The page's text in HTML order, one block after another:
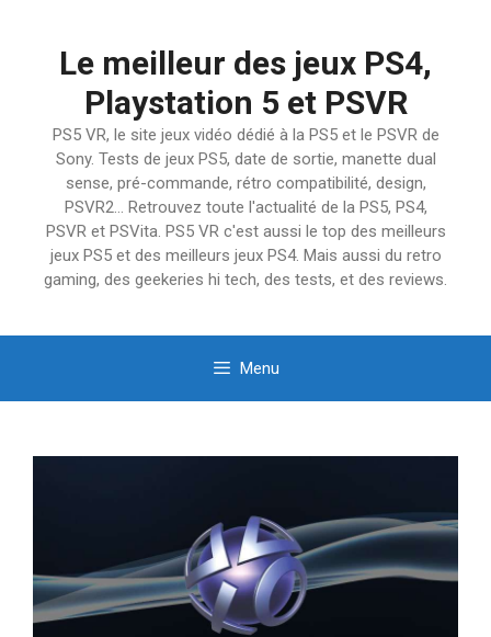
Le meilleur des jeux PS4,
Playstation 5 et PSVR
PS5 VR, le site jeux vidéo dédié à la PS5 et le PSVR de
Sony. Tests de jeux PS5, date de sortie, manette dual
sense, pré-commande, rétro compatibilité, design,
PSVR2… Retrouvez toute l'actualité de la PS5, PS4,
PSVR et PSVita. PS5 VR c'est aussi le top des meilleurs
jeux PS5 et des meilleurs jeux PS4. Mais aussi du retro
gaming, des geekeries hi tech, des tests, et des reviews.
Menu